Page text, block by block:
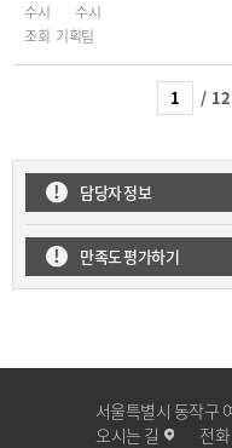
수시
수시
기획팀
/ 12
담당자 정보
만족도 평가하기
서울특별시 동작구
오시는 길
전